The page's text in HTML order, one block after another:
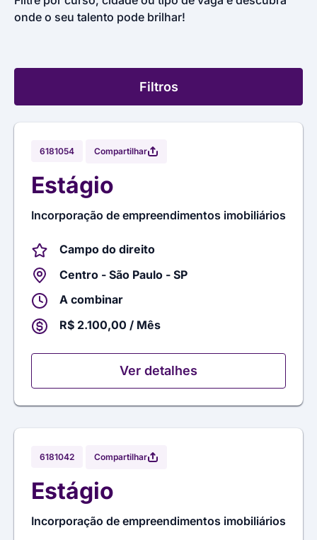
onde o seu talento pode brilhar!
Filtros
6181054 Compartilhar
Estágio
Incorporação de empreendimentos imobiliários
Campo do direito
Centro - São Paulo - SP
A combinar
R$ 2.100,00 / Mês
Ver detalhes
6181042 Compartilhar
Estágio
Incorporação de empreendimentos imobiliários